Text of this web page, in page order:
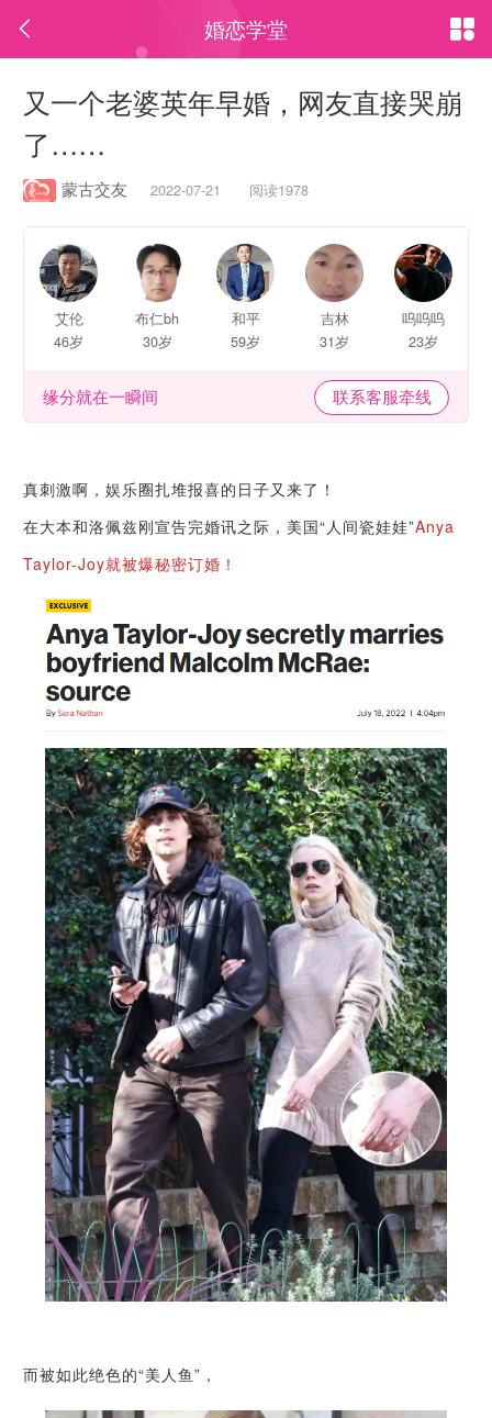
 婚恋学堂
又一个老婆英年早婚，网友直接哭崩
了……
蒙古交友 2022-07-21 阅读1978
艾伦
46岁
布仁bh
30岁
和平
59岁
吉林
31岁
呜呜呜
23岁
缘分就在一瞬间 联系客服牵线
真刺激啊，娱乐圈扎堆报喜的日子又来了！
在大本和洛佩兹刚宣告完婚讯之际，美国“人间瓷娃娃”Anya
Taylor-Joy就被爆秘密订婚！
而被如此绝色的“美人鱼”，
